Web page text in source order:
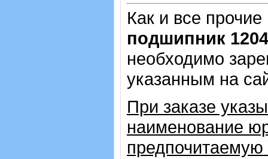
Как и все
подшипник 1204
необходимо
указанным на
При заказе
наименование